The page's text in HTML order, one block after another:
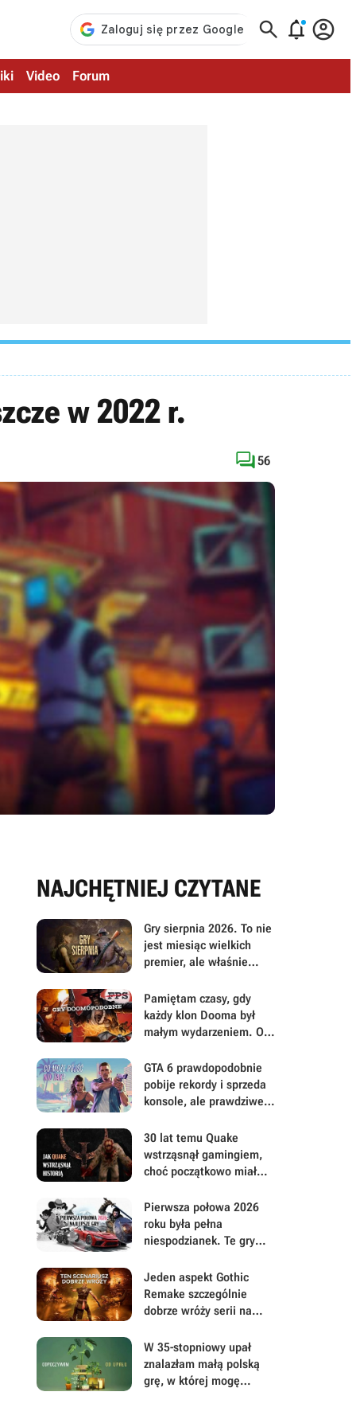
  
Video Forum
w 2022 r.
56
NAJCHĘTNIEJ CZYTANE
Gry sierpnia 2026. To nie
jest miesiąc wielkich
premier, ale właśnie
mu się uważniej
Pamiętam czasy, gdy
każdy klon Dooma był
małym wydarzeniem. Oto
FPS-y lat 90.
GTA 6 prawdopodobnie
pobije rekordy i sprzeda
konsole, ale prawdziwe
będą musieli mu
wybaczyć
30 lat temu Quake
wstrząsnął gamingiem,
choć początkowo miał
Pierwsza połowa 2026
roku była pełna
niespodzianek. Te gry
uwagę i Wasz czas
Jeden aspekt Gothic
Remake szczególnie
dobrze wróży serii na
mają powody do dumy
W 35-stopniowy upał
znalazłam małą polską
grę, w której mogę